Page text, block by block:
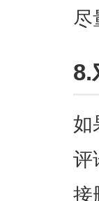
尽
8.
如
评
接